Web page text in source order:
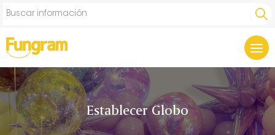
Establecer Globo